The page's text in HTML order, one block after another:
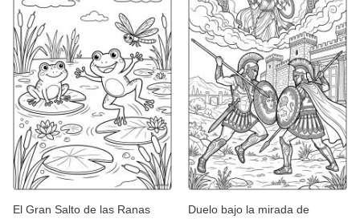
El Gran Salto de las Ranas
Duelo bajo la mirada de